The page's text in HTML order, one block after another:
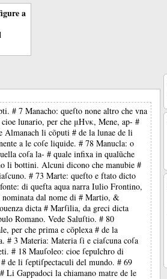
a
# 7 Manacho: queſto none altro che vna
lunario, per che μΗνκ, Mene, ap- #
Almanach li cõputi # de la lunae de li
a le coſe liquide. # 78 Manucla: o
coſa la- # quale infixa in qualũche
li bottini. Alcuni dicono che manubie #
# 73 Marte: quefto e ftato dicto
di quefta aqua narra Iulio Frontino,
nominata dal nome di # Martio, &
dicta # Marſilia, da greci dicta
Romano. Vede Saluſtio. # 80
per che prima e cõplexa # de la
3 Materia: Materia ſi e ciaſcuna coſa
# 18 Mauſoleo: cioe ſepulchro di
de li ſeptiſpectaculi del mundo. # 69
Li Gappadoci la chiamano matre de le